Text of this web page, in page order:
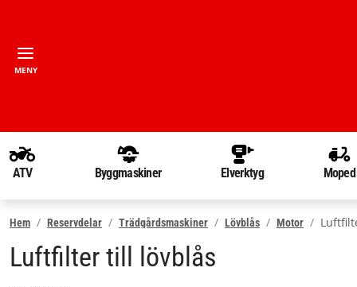
MENY
ATV Byggmaskiner Elverktyg Moped
Hem Reservdelar Trädgårdsmaskiner Lövblås Motor
Luftfilter till lövblås